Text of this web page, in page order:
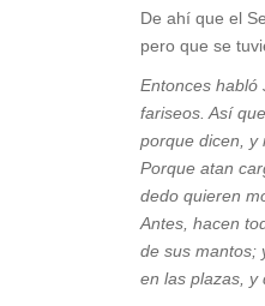
De ahí que el
pero que se
Entonces habló
fariseos. Así
porque dicen, y
Porque atan
dedo quieren
Antes, hacen
de sus mantos;
en las plazas, y